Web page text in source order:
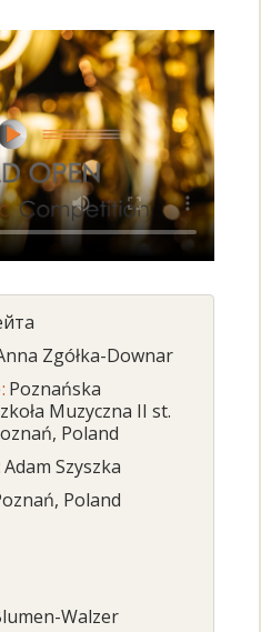
Zgółka-Downar
Poznańska
Muzyczna II st.
Poland
Adam Szyszka
Poland
Walzer